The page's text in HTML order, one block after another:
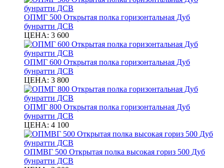
ОПМГ 500 Открытая полка горизонтальная Дуб
бунратти ДСВ
ЦЕНА: 3 600
ОПМГ 600 Открытая полка горизонтальная Дуб
бунратти ДСВ
ЦЕНА: 3 800
ОПМГ 800 Открытая полка горизонтальная Дуб
бунратти ДСВ
ЦЕНА: 4 100
ОПМВГ 500 Открытая полка высокая гориз 500 Дуб
бунратти ДСВ